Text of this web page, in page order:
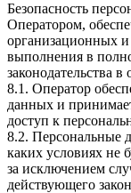
Безопасность
Оператором,
организационных
выполнения в
законодательства
8.1. Оператор
данных и
доступ к
8.2. Персональные
каких условиях не
за исключением
действующего